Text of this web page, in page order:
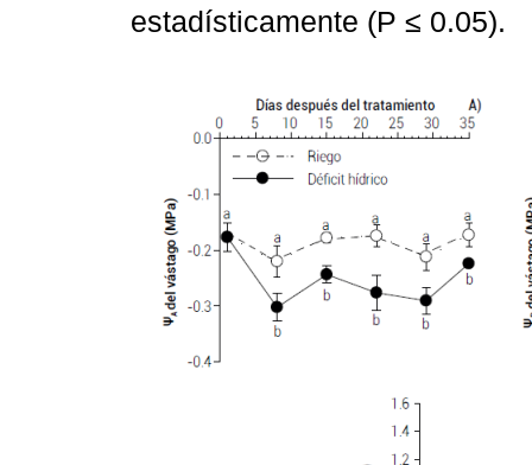
estadísticamente (P ≤ 0.05).